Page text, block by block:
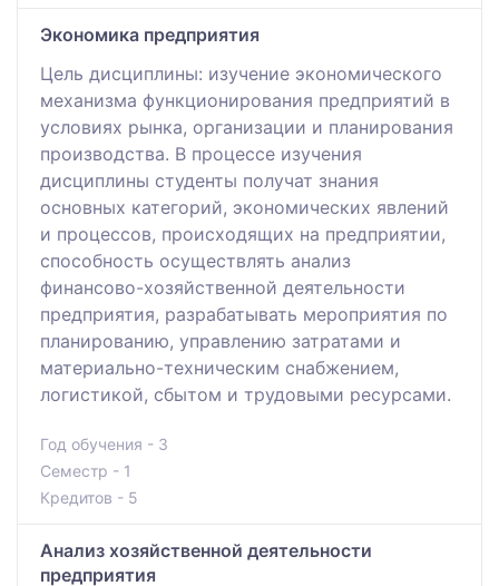
Экономика предприятия
Цель дисциплины: изучение экономического
механизма функционирования предприятий в
условиях рынка, организации и планирования
производства. В процессе изучения
дисциплины студенты получат знания
основных категорий, экономических явлений
и процессов, происходящих на предприятии,
способность осуществлять анализ
финансово-хозяйственной деятельности
предприятия, разрабатывать мероприятия по
планированию, управлению затратами и
материально-техническим снабжением,
логистикой, сбытом и трудовыми ресурсами.
Год обучения - 3
Семестр - 1
Кредитов - 5
Анализ хозяйственной деятельности
предприятия